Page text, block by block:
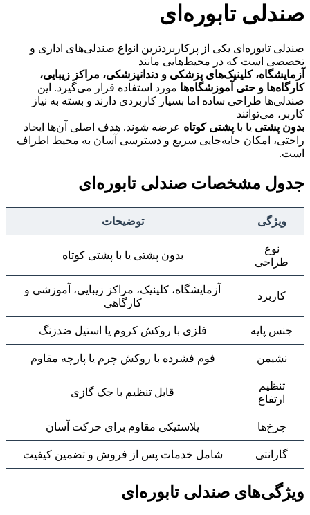
صندلی تابوره‌ای
صندلی تابوره‌ای یکی از پرکاربردترین انواع صندلی‌های اداری و
تخصصی است که در محیط‌هایی مانند
آزمایشگاه، کلینیک‌های پزشکی و دندانپزشکی، مراکز زیبایی،
کارگاه‌ها و حتی آموزشگاه‌ها مورد استفاده قرار می‌گیرد. این
صندلی‌ها طراحی ساده اما بسیار کاربردی دارند و بسته به نیاز
کاربر، می‌توانند
بدون پشتی یا با پشتی کوتاه عرضه شوند. هدف اصلی آن‌ها ایجاد
راحتی، امکان جابه‌جایی سریع و دسترسی آسان به محیط اطراف
است.
جدول مشخصات صندلی تابوره‌ای
ویژگی توضیحات
نوع
طراحی
بدون پشتی یا با پشتی کوتاه
کاربرد
آزمایشگاه، کلینیک، مراکز زیبایی، آموزشی و
کارگاهی
جنس پایه فلزی با روکش کروم یا استیل ضدزنگ
نشیمن فوم فشرده با روکش چرم یا پارچه مقاوم
تنظیم
ارتفاع
قابل تنظیم با جک گازی
چرخ‌ها پلاستیکی مقاوم برای حرکت آسان
گارانتی شامل خدمات پس از فروش و تضمین کیفیت
ویژگی‌های صندلی تابوره‌ای